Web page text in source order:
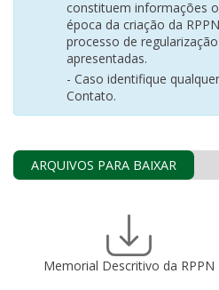
constituem informações
época da criação da
processo de
apresentadas.
- Caso identifique
Contato.
ARQUIVOS PARA BAIXAR
Memorial Descritivo da RPPN